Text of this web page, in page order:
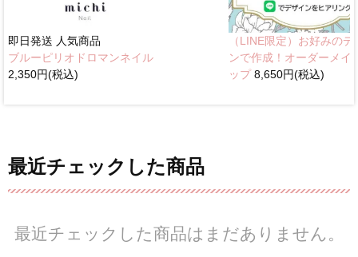
即日発送 人気商品
ブルーピリオドロマンネイル
2,350円(税込)
（LINE限定）お好みのデ
ンで作成！オーダーメイ
ップ8,650円(税込)
最近チェックした商品
最近チェックした商品はまだありません。